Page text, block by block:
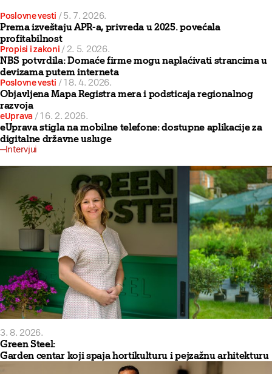
Poslovne vesti /5. 7. 2026.
Prema izveštaju APR-a, privreda u 2025. povećala
profitabilnost
Propisi i zakoni / 2. 5. 2026.
NBS potvrdila: Domaće firme mogu naplaćivati strancima u
devizama putem interneta
Poslovne vesti /18. 4. 2026.
Objavljena Mapa Registra mera i podsticaja regionalnog
razvoja
eUprava /16. 2. 2026.
eUprava stigla na mobilne telefone: dostupne aplikacije za
digitalne državne usluge
Intervjui
3. 8. 2026.
Green Steel:
Garden centar koji spaja hortikulturu i pejzažnu arhitekturu